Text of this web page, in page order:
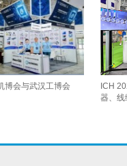
博会与武汉工博会
ICH
器、线